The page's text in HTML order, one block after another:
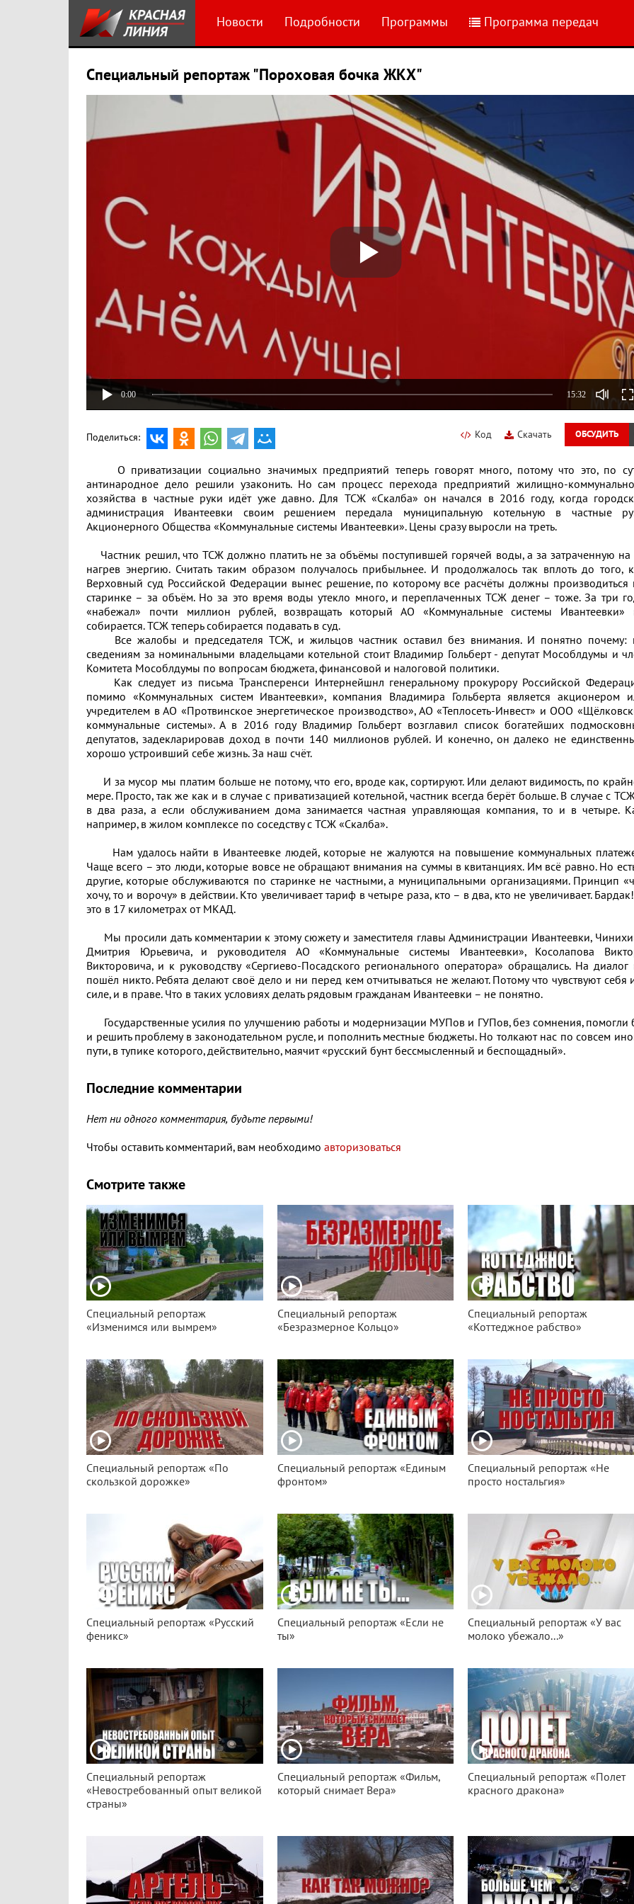
Новости Подробности Программы Программа передач
Специальный репортаж "Пороховая бочка ЖКХ"
0:00 15:32
ОБСУДИТЬ
Скачать
Код
Поделиться:
О приватизации социально значимых предприятий теперь говорят много, потому что это, по
антинародное дело решили узаконить. Но сам процесс перехода предприятий жилищно-
хозяйства в частные руки идёт уже давно. Для ТСЖ «Скалба» он начался в 2016 году, когда
администрация Ивантеевки своим решением передала муниципальную котельную в частные
Акционерного Общества «Коммунальные системы Ивантеевки». Цены сразу выросли на треть.
Частник решил, что ТСЖ должно платить не за объёмы поступившей горячей воды, а за затраченную на
нагрев энергию. Считать таким образом получалось прибыльнее. И продолжалось так вплоть до того,
Верховный суд Российской Федерации вынес решение, по которому все расчёты должны производиться
старинке – за объём. Но за это время воды утекло много, и переплаченных ТСЖ денег – тоже. За три
«набежал» почти миллион рублей, возвращать который АО «Коммунальные системы Ивантеевки»
собирается. ТСЖ теперь собирается подавать в суд.
Все жалобы и председателя ТСЖ, и жильцов частник оставил без внимания. И понятно почему:
сведениям за номинальными владельцами котельной стоит Владимир Гольберт - депутат Мособлдумы и
Комитета Мособлдумы по вопросам бюджета, финансовой и налоговой политики.
Как следует из письма Трансперенси Интернейшнл генеральному прокурору Российской
помимо «Коммунальных систем Ивантеевки», компания Владимира Гольберта является акционером
учредителем в АО «Протвинское энергетическое производство», АО «Теплосеть-Инвест» и ООО
коммунальные системы». А в 2016 году Владимир Гольберт возглавил список богатейших
депутатов, задекларировав доход в почти 140 миллионов рублей. И конечно, он далеко не
хорошо устроивший себе жизнь. За наш счёт.
И за мусор мы платим больше не потому, что его, вроде как, сортируют. Или делают видимость, по
мере. Просто, так же как и в случае с приватизацией котельной, частник всегда берёт больше. В случае с
в два раза, а если обслуживанием дома занимается частная управляющая компания, то и в четыре.
например, в жилом комплексе по соседству с ТСЖ «Скалба».
Нам удалось найти в Ивантеевке людей, которые не жалуются на повышение коммунальных
Чаще всего – это люди, которые вовсе не обращают внимания на суммы в квитанциях. Им всё равно. Но
другие, которые обслуживаются по старинке не частными, а муниципальными организациями. Принцип
хочу, то и ворочу» в действии. Кто увеличивает тариф в четыре раза, кто – в два, кто не увеличивает.
это в 17 километрах от МКАД.
Мы просили дать комментарии к этому сюжету и заместителя главы Администрации Ивантеевки,
Дмитрия Юрьевича, и руководителя АО «Коммунальные системы Ивантеевки», Косолапова
Викторовича, и к руководству «Сергиево-Посадского регионального оператора» обращались. На диалог
пошёл никто. Ребята делают своё дело и ни перед кем отчитываться не желают. Потому что чувствуют себя
силе, и в праве. Что в таких условиях делать рядовым гражданам Ивантеевки – не понятно.
Государственные усилия по улучшению работы и модернизации МУПов и ГУПов, без сомнения, помогли
и решить проблему в законодательном русле, и пополнить местные бюджеты. Но толкают нас по совсем
пути, в тупике которого, действительно, маячит «русский бунт бессмысленный и беспощадный».
Последние комментарии
Нет ни одного комментария, будьте первыми!
Чтобы оставить комментарий, вам необходимо авторизоваться
Смотрите также
Специальный репортаж
«Изменимся или вымрем»
Специальный репортаж
«Безразмерное Кольцо»
Специальный репортаж
«Коттеджное рабство»
Специальный репортаж «По
скользкой дорожке»
Специальный репортаж «Единым
фронтом»
Специальный репортаж «Не
просто ностальгия»
Специальный репортаж «Русский
феникс»
Специальный репортаж «Если не
ты»
Специальный репортаж «У вас
молоко убежало...»
Специальный репортаж
«Невостребованный опыт великой
страны»
Специальный репортаж «Фильм,
который снимает Вера»
Специальный репортаж «Полет
красного дракона»